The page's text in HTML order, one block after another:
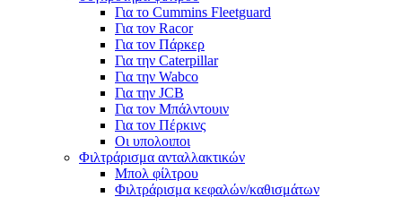
Για το Cummins Fleetguard
Για τον Racor
Για τον Πάρκερ
Για την Caterpillar
Για την Wabco
Για την JCB
Για τον Μπάλντουιν
Για τον Πέρκινς
Οι υπολοιποι
Φιλτράρισμα ανταλλακτικών
Μπολ φίλτρου
Φιλτράρισμα κεφαλών/καθισμάτων